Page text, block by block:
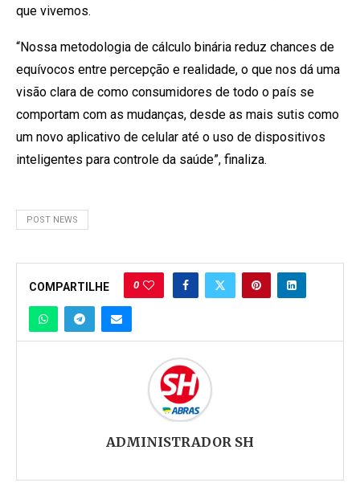
que vivemos.
“Nossa metodologia de cálculo binária reduz chances de
equívocos entre percepção e realidade, o que nos dá uma
visão clara de como consumidores de todo o país se
comportam com as mudanças, desde as mais sutis como
um novo aplicativo de celular até o uso de dispositivos
inteligentes para controle da saúde”, finaliza.
POST NEWS
COMPARTILHE 0
ADMINISTRADOR SH